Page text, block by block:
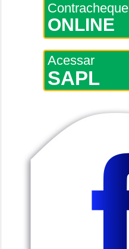
Contracheque
ONLINE
Acessar
SAPL